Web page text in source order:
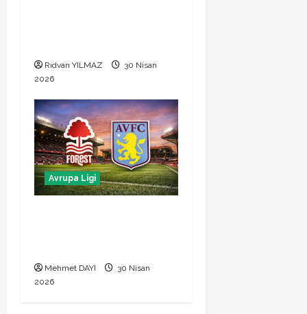
Rıdvan YILMAZ
30 Nisan
2026
Avrupa Ligi
Mehmet DAYI
30 Nisan
2026